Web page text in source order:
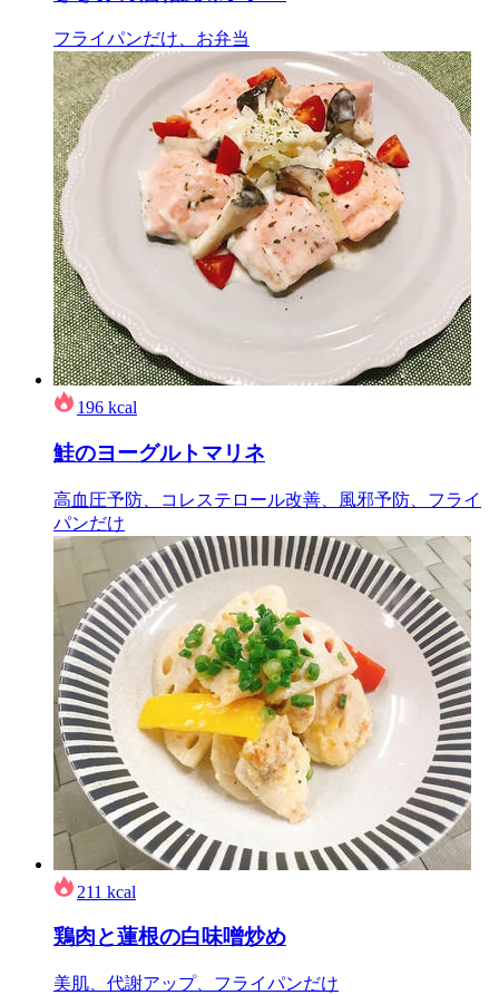
フライパンだけ、お弁当
196 kcal
鮭のヨーグルトマリネ
高血圧予防、コレステロール改善、風邪予防、フライ
パンだけ
211 kcal
鶏肉と蓮根の白味噌炒め
美肌、代謝アップ、フライパンだけ